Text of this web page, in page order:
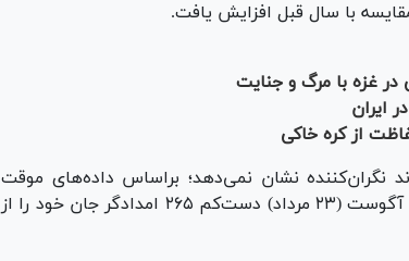
در غزه با مرگ و جنایت
از کره خاکی
از تغییر روند نگران‌کننده نشان نمی‌دهد؛ براساس داده‌های موقت
پایگاه داده امنیت امدادگران، از آغاز سال ۲۰۲۵ تا ۱۴ آگوست (۲۳ مرداد) دست‌کم ۲۶۵ امدادگر جان خود را از